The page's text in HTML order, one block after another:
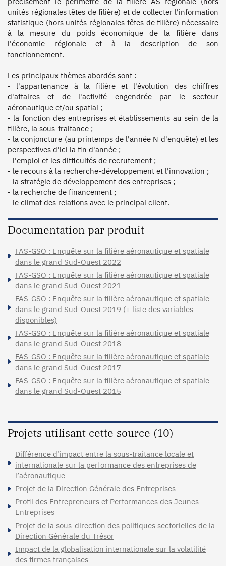
unités régionales têtes de filière) et de collecter l'information
statistique (hors unités régionales têtes de filière) nécessaire
à la mesure du poids économique de la filière dans
l'économie régionale et à la description de son
fonctionnement.
Les principaux thèmes abordés sont :
- l'appartenance à la filière et l'évolution des chiffres
d'affaires et de l'activité engendrée par le secteur
aéronautique et/ou spatial ;
- la fonction des entreprises et établissements au sein de la
filière, la sous-traitance ;
- la conjoncture (au printemps de l'année N d'enquête) et les
perspectives d'ici la fin d'année ;
- l'emploi et les difficultés de recrutement ;
- le recours à la recherche-développement et l'innovation ;
- la stratégie de développement des entreprises ;
- la recherche de financement ;
Documentation par produit
FAS-GSO : Enquête sur la filière aéronautique et spatiale
dans le grand Sud-Ouest 2022
FAS-GSO : Enquête sur la filière aéronautique et spatiale
dans le grand Sud-Ouest 2021
FAS-GSO : Enquête sur la filière aéronautique et spatiale
dans le grand Sud-Ouest 2019 (+ liste des variables
disponibles)
FAS-GSO : Enquête sur la filière aéronautique et spatiale
dans le grand Sud-Ouest 2018
FAS-GSO : Enquête sur la filière aéronautique et spatiale
dans le grand Sud-Ouest 2017
FAS-GSO : Enquête sur la filière aéronautique et spatiale
dans le grand Sud-Ouest 2015
Projets utilisant cette source (10)
Différence d’impact entre la sous-traitance locale et
internationale sur la performance des entreprises de
l’aéronautique
Projet de la Direction Générale des Entreprises
Profil des Entrepreneurs et Performances des Jeunes
Entreprises
Projet de la sous-direction des politiques sectorielles de la
Direction Générale du Trésor
Impact de la globalisation internationale sur la volatilité
des firmes françaises